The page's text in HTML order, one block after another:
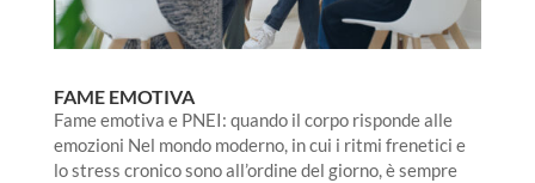
FAME EMOTIVA
Fame emotiva e PNEI: quando il corpo risponde alle
emozioni Nel mondo moderno, in cui i ritmi frenetici e
lo stress cronico sono all’ordine del giorno, è sempre